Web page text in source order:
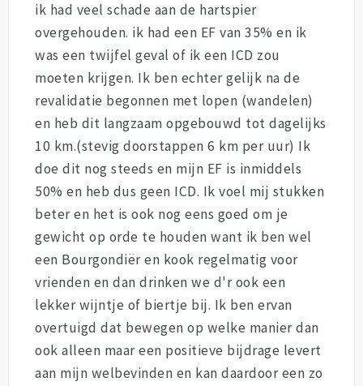
ik had veel schade aan de hartspier
overgehouden. ik had een EF van 35% en ik
was een twijfel geval of ik een ICD zou
moeten krijgen. Ik ben echter gelijk na de
revalidatie begonnen met lopen (wandelen)
en heb dit langzaam opgebouwd tot dagelijks
10 km.(stevig doorstappen 6 km per uur) Ik
doe dit nog steeds en mijn EF is inmiddels
50% en heb dus geen ICD. Ik voel mij stukken
beter en het is ook nog eens goed om je
gewicht op orde te houden want ik ben wel
een Bourgondiër en kook regelmatig voor
vrienden en dan drinken we d'r ook een
lekker wijntje of biertje bij. Ik ben ervan
overtuigd dat bewegen op welke manier dan
ook alleen maar een positieve bijdrage levert
aan mijn welbevinden en kan daardoor een zo